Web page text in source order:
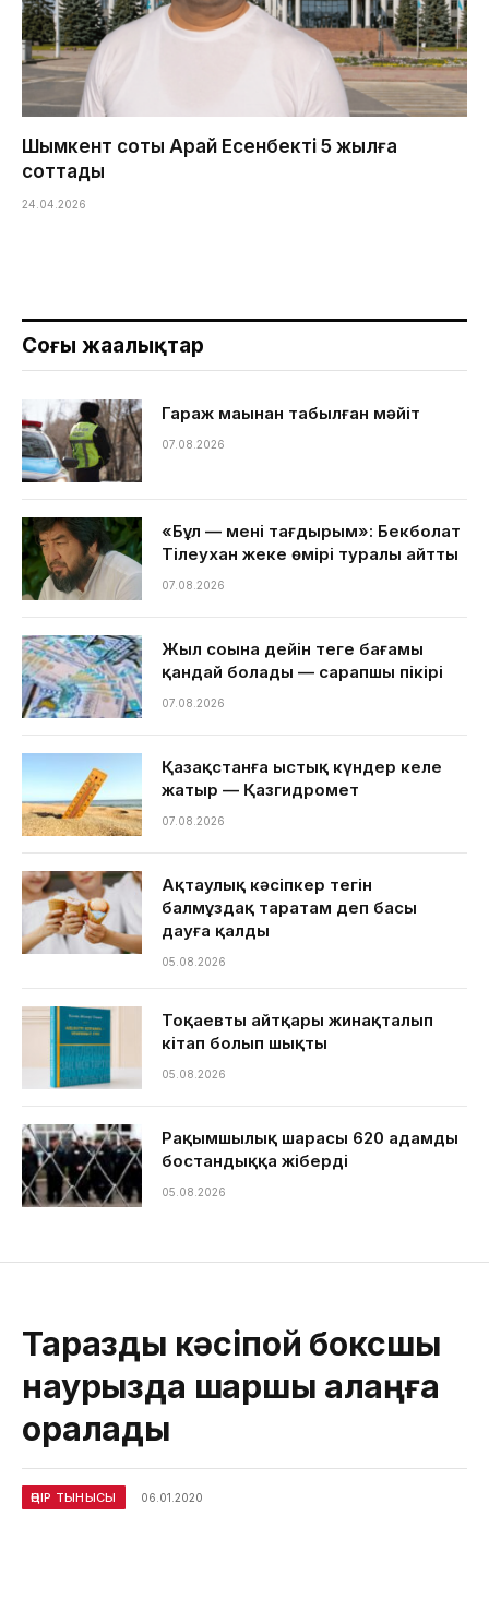
Шымкент соты Арай Есенбекті 5 жылға
соттады
24.04.2026
Соңғы жаңалықтар
Гараж маңынан табылған мәйіт
07.08.2026
«Бұл — менің тағдырым»: Бекболат
Тілеухан жеке өмірі туралы айтты
07.08.2026
Жыл соңына дейін теңге бағамы
қандай болады — сарапшы пікірі
07.08.2026
Қазақстанға ыстық күндер келе
жатыр — Қазгидромет
07.08.2026
Ақтаулық кәсіпкер тегін
балмұздақ таратам деп басы
дауға қалды
05.08.2026
Тоқаевтың айтқары жинақталып
кітап болып шықты
05.08.2026
Рақымшылық шарасы 620 адамды
бостандыққа жіберді
05.08.2026
Тараздық кәсіпқой боксшы
наурызда шаршы алаңға
оралады
ӨҢІР ТЫНЫСЫ 06.01.2020